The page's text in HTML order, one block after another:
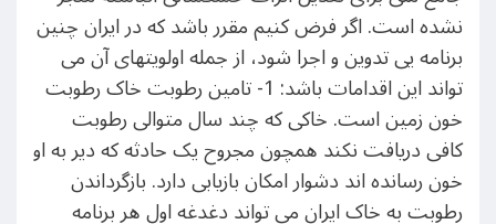
نشده است. اگر فرض کنیم مقرر باشد که در ایران چنین
برنامه یی تدوین و اجرا شود، از جمله اولویتهای آن می
تواند این اقدامات باشد: 1- تامین رطوبت خاک رطوبت
خون زمین است. خاکی که چند سال متوالی رطوبت
کافی دریافت نکند همچون مجروح یک حادثه که دیر به او
خون رسانده اند دشوار امکان بازیابی دارد. بازگرداندن
رطوبت به خاک ایران می تواند دغدغه اول هر برنامه